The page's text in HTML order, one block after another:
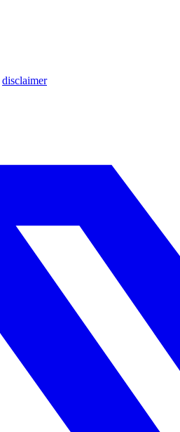
disclaimer